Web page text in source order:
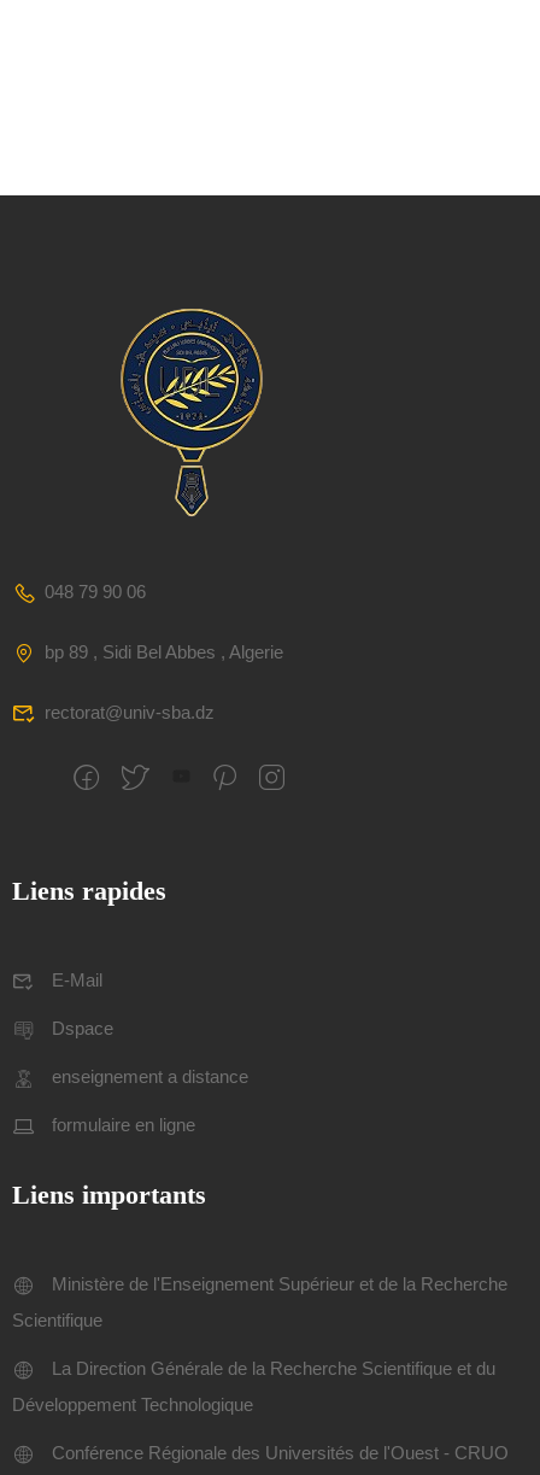
048 79 90 06
bp 89 , Sidi Bel Abbes , Algerie
rectorat@univ-sba.dz
Liens rapides
E-Mail
Dspace
enseignement a distance
formulaire en ligne
Liens importants
Ministère de l'Enseignement Supérieur et de la Recherche
Scientifique
La Direction Générale de la Recherche Scientifique et du
Développement Technologique
Conférence Régionale des Universités de l'Ouest - CRUO